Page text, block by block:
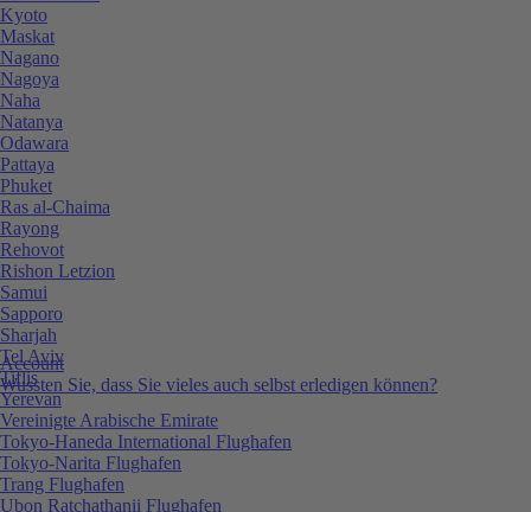
Account
Wussten Sie, dass Sie vieles auch selbst erledigen können?
Kyoto
Maskat
Nagano
Nagoya
Naha
Natanya
Odawara
Pattaya
Phuket
Ras al-Chaima
Rayong
Rehovot
Rishon Letzion
Samui
Sapporo
Sharjah
Tel Aviv
Tiflis
Yerevan
Vereinigte Arabische Emirate
Tokyo-Haneda International Flughafen
Tokyo-Narita Flughafen
Trang Flughafen
Ubon Ratchathanii Flughafen